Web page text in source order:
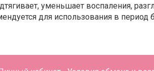
уменьшает воспаления,
для использования в период